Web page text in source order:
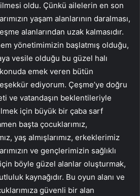
oldu. Çünkü ailelerin en son
yaşam alanlarının daralması,
alanlarından uzak kalmasıdır.
yönetimimizin başlatmış olduğu,
vesile olduğu bu güzel halı
emek veren bütün
ediyorum. Çeşme’ye doğru
ve vatandaşın beklentileriyle
için büyük bir çaba sarf
başta çocuklarımız,
yaş almışlarımız, erkeklerimiz
ve gençlerimizin sağlıklı
böyle güzel alanlar oluşturmak,
kaynağıdır. Bu oyun alanı ve
güvenli bir alan